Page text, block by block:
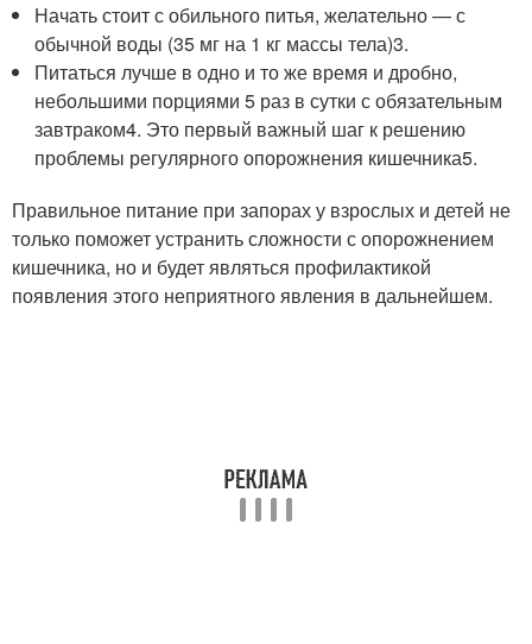
Начать стоит с обильного питья, желательно — с
обычной воды (35 мг на 1 кг массы тела)3.
Питаться лучше в одно и то же время и дробно,
небольшими порциями 5 раз в сутки с обязательным
завтраком4. Это первый важный шаг к решению
проблемы регулярного опорожнения кишечника5.
Правильное питание при запорах у взрослых и детей не
только поможет устранить сложности с опорожнением
кишечника, но и будет являться профилактикой
появления этого неприятного явления в дальнейшем.